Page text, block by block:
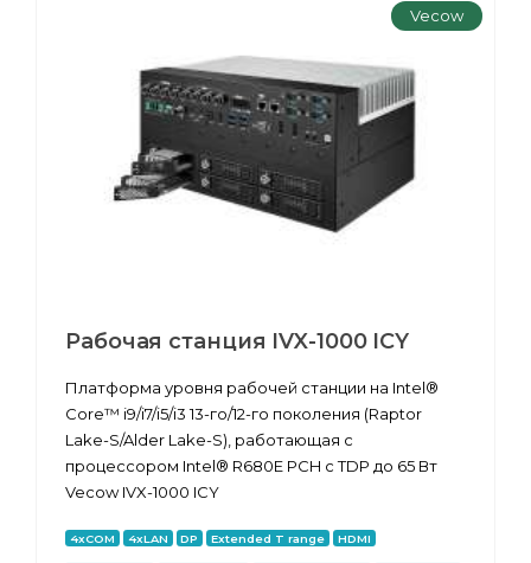
Vecow
Рабочая станция IVX-1000 ICY
Платформа уровня рабочей станции на Intel®
Core™ i9/i7/i5/i3 13-го/12-го поколения (Raptor
Lake-S/Alder Lake-S), работающая с
процессором Intel® R680E PCH с TDP до 65 Вт
Vecow IVX-1000 ICY
4xCOM 4xLAN DP Extended T range HDMI